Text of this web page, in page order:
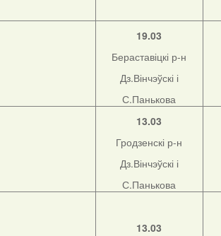
19.03
Бераставіцкі р-н
Дз.Вінчэўскі і
С.Панькова
13.03
Гродзенскі р-н
Дз.Вінчэўскі і
С.Панькова
13.03